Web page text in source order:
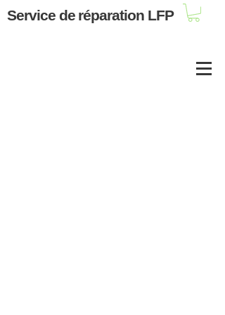
Service de réparation LFP